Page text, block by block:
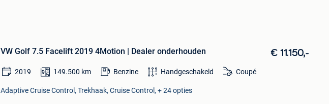
VW Golf 7.5 Facelift 2019 4Motion | Dealer onderhouden € 11.150,-
2019 149.500 km Benzine Handgeschakeld Coupé
Adaptive Cruise Control, Trekhaak, Cruise Control, + 24 opties